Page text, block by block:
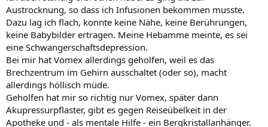
Austrocknung, so dass ich Infusionen bekommen musste.
Dazu lag ich flach, konnte keine Nähe, keine Berührungen,
keine Babybilder ertragen. Meine Hebamme meinte, es sei
eine Schwangerschaftsdepression.
Bei mir hat Vomex allerdings geholfen, weil es das
Brechzentrum im Gehirn ausschaltet (oder so), macht
allerdings höllisch müde.
Geholfen hat mir so richtig nur Vomex, später dann
Akupressurpflaster, gibt es gegen Reiseübelkeit in der
Apotheke und - als mentale Hilfe - ein Bergkristallanhänger.